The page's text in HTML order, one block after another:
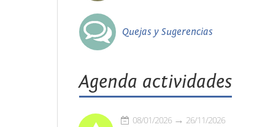
Quejas y Sugerencias
Agenda actividades
08/01/2026 26/11/2026